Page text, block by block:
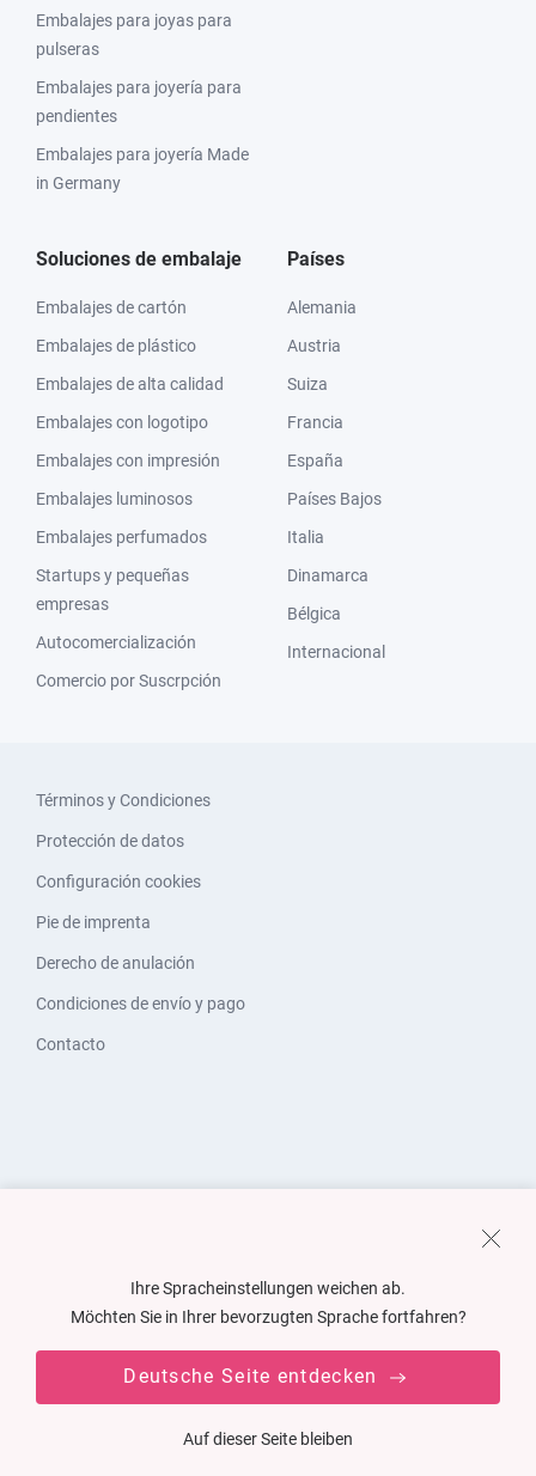
Embalajes para joyas para
pulseras
Embalajes para joyería para
pendientes
Embalajes para joyería Made
in Germany
Soluciones de embalaje
Embalajes de cartón
Embalajes de plástico
Embalajes de alta calidad
Embalajes con logotipo
Embalajes con impresión
Embalajes luminosos
Embalajes perfumados
Startups y pequeñas
empresas
Autocomercialización
Comercio por Suscrpción
Países
Alemania
Austria
Suiza
Francia
España
Países Bajos
Italia
Dinamarca
Bélgica
Internacional
Términos y Condiciones
Protección de datos
Configuración cookies
Pie de imprenta
Derecho de anulación
Condiciones de envío y pago
Contacto
Ihre Spracheinstellungen weichen ab.
Möchten Sie in Ihrer bevorzugten Sprache fortfahren?
Deutsche Seite entdecken
Auf dieser Seite bleiben